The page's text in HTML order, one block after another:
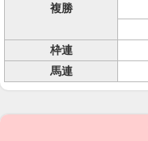
複勝
枠連
馬連